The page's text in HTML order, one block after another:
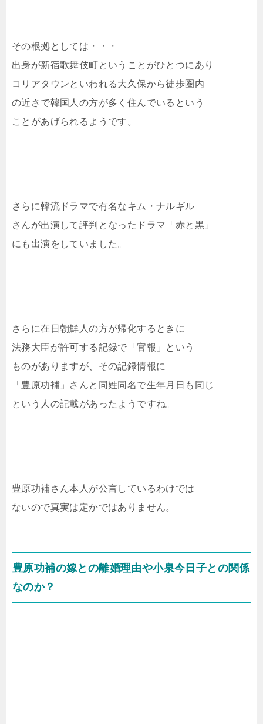
その根拠としては・・・
出身が新宿歌舞伎町ということがひとつにあり
コリアタウンといわれる大久保から徒歩圏内
の近さで韓国人の方が多く住んでいるという
ことがあげられるようです。
さらに韓流ドラマで有名なキム・ナルギル
さんが出演して評判となったドラマ「赤と黒」
にも出演をしていました。
さらに在日朝鮮人の方が帰化するときに
法務大臣が許可する記録で「官報」という
ものがありますが、その記録情報に
「豊原功補」さんと同姓同名で生年月日も同じ
という人の記載があったようですね。
豊原功補さん本人が公言しているわけでは
ないので真実は定かではありません。
豊原功補の嫁との離婚理由や小泉今日子との関係
なのか？